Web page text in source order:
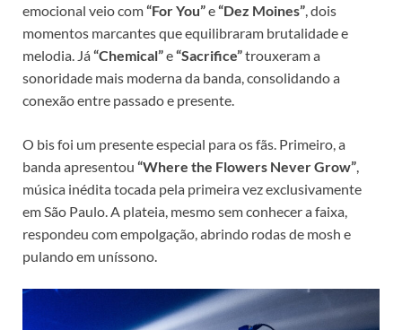
emocional veio com“For You”e“Dez Moines” , dois
momentos marcantes que equilibraram brutalidade e
melodia. Já“Chemical”e“Sacrifice”trouxeram a
sonoridade mais moderna da banda, consolidando a
conexão entre passado e presente.
O bis foi um presente especial para os fãs. Primeiro, a
banda apresentou “Where the Flowers Never Grow”
música inédita tocada pela primeira vez exclusivamente
em São Paulo. A plateia, mesmo sem conhecer a faixa,
respondeu com empolgação, abrindo rodas de mosh e
pulando em uníssono.